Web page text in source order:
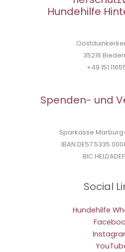
Hundehilfe
35216
+49 151
Spenden- und
Sparkasse
IBAN DE57 5335
BIC
Social
Hundehilfe